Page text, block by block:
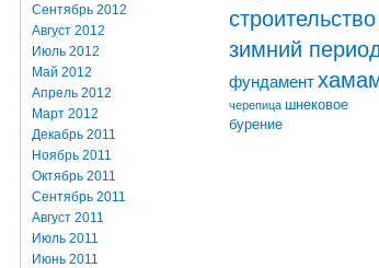
Сентябрь 2012
Август 2012
Июль 2012
Май 2012
Апрель 2012
Март 2012
Декабрь 2011
Ноябрь 2011
Октябрь 2011
Сентябрь 2011
Август 2011
Июль 2011
Июнь 2011
зимний
фундамент
черепица шнековое
бурение